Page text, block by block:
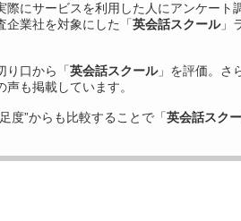
際にサービスを利用した 人にアンケート
企業社を対象にした「英会話スクール」
り口から「英会話スクール」を評価。さ
も掲載しています。
度”からも比較することで「英会話スク